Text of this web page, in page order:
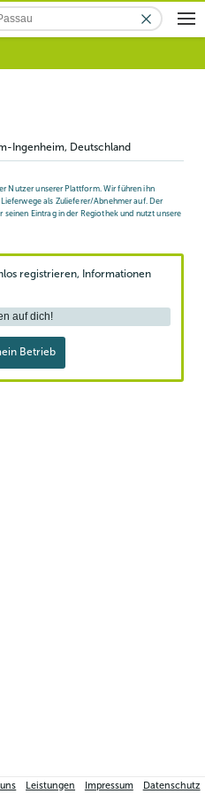
Ingenheim, Deutschland
Nutzer unserer Plattform. Wir führen ihn
als Zulieferer/Abnehmer auf. Der
Eintrag in der Regiothek und nutzt unsere
registrieren, Informationen
auf dich!
Betrieb
Leistungen Impressum Datenschutz